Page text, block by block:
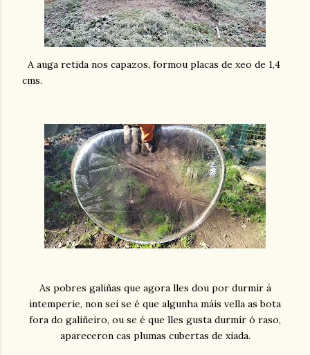
A auga retida nos capazos, formou placas de xeo de 1,4
cms.
As pobres galiñas que agora lles dou por durmir á
intemperie, non sei se é que algunha máis vella as bota
fora do galiñeiro, ou se é que lles gusta durmír ó raso,
apareceron cas plumas cubertas de xiada.